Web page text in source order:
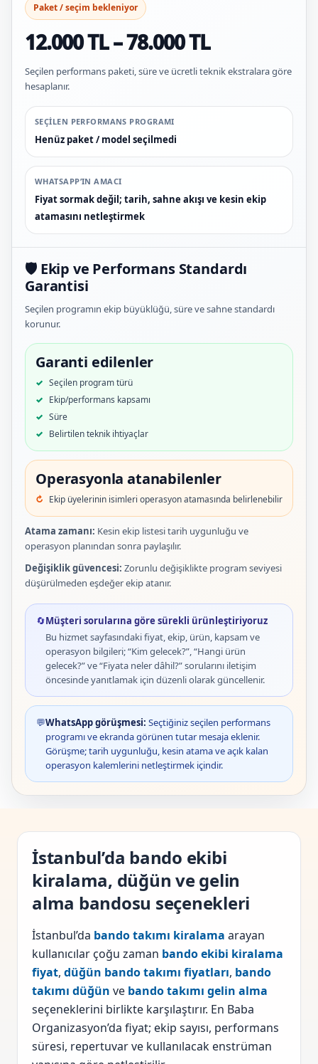
Paket / seçim bekleniyor
12.000 TL – 78.000 TL
Seçilen performans paketi, süre ve ücretli teknik ekstralara göre
hesaplanır.
SEÇILEN PERFORMANS PROGRAMI
Henüz paket / model seçilmedi
WHATSAPP’IN AMACI
Fiyat sormak değil; tarih, sahne akışı ve kesin ekip
atamasını netleştirmek
🛡️ Ekip ve Performans Standardı
Garantisi
Seçilen programın ekip büyüklüğü, süre ve sahne standardı
korunur.
Garanti edilenler
Seçilen program türü
Ekip/performans kapsamı
Süre
Belirtilen teknik ihtiyaçlar
Operasyonla atanabilenler
Ekip üyelerinin isimleri operasyon atamasında belirlenebilir
Atama zamanı: Kesin ekip listesi tarih uygunluğu ve
operasyon planından sonra paylaşılır.
Değişiklik güvencesi: Zorunlu değişiklikte program seviyesi
düşürülmeden eşdeğer ekip atanır.
🔄Müşteri sorularına göre sürekli ürünleştiriyoruz
Bu hizmet sayfasındaki fiyat, ekip, ürün, kapsam ve
operasyon bilgileri; “Kim gelecek?”, “Hangi ürün
gelecek?” ve “Fiyata neler dâhil?” sorularını iletişim
öncesinde yanıtlamak için düzenli olarak güncellenir.
💬WhatsApp görüşmesi: Seçtiğiniz seçilen performans
programı ve ekranda görünen tutar mesaja eklenir.
Görüşme; tarih uygunluğu, kesin atama ve açık kalan
operasyon kalemlerini netleştirmek içindir.
İstanbul’da bando ekibi
kiralama, düğün ve gelin
alma bandosu seçenekleri
İstanbul’da bando takımı kiralama arayan
kullanıcılar çoğu zaman bando ekibi kiralama
fiyat, düğün bando takımı fiyatları, bando
takımı düğün ve bando takımı gelin alma
seçeneklerini birlikte karşılaştırır. En Baba
Organizasyon’da fiyat; ekip sayısı, performans
süresi, repertuvar ve kullanılacak enstrüman